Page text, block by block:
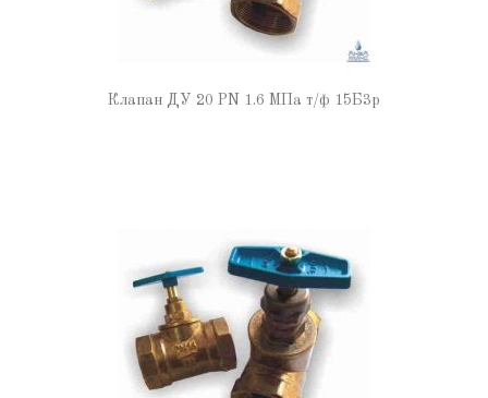
Клапан ДУ 20 PN 1.6 МПа т/ф 15Б3р